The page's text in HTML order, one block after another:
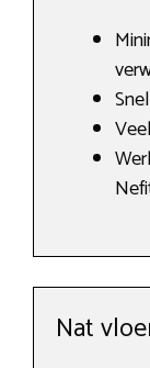
Nat